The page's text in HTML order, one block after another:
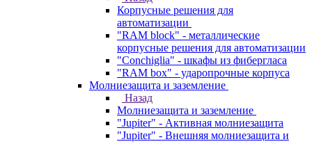
Корпусные решения для
автоматизации
"RAM block" - металлические
корпусные решения для автоматизации
"Conchiglia" - шкафы из фибергласа
"RAM box" - ударопрочные корпуса
Молниезащита и заземление
Назад
Молниезащита и заземление
"Jupiter" - Активная молниезащита
"Jupiter" - Внешняя молниезащита и